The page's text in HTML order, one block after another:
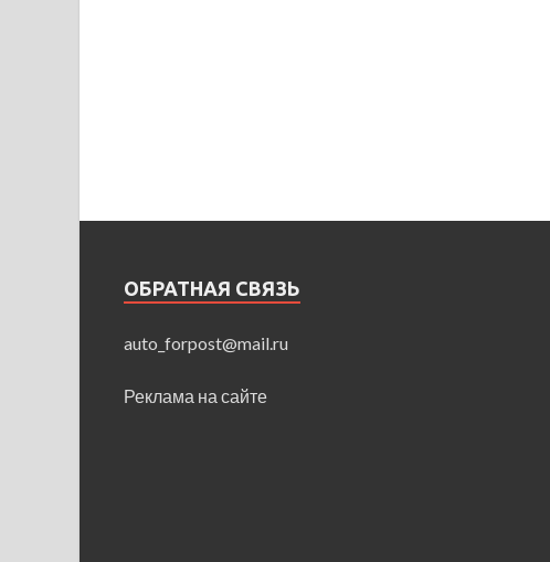
ОБРАТНАЯ СВЯЗЬ
auto_forpost@mail.ru
Реклама на сайте